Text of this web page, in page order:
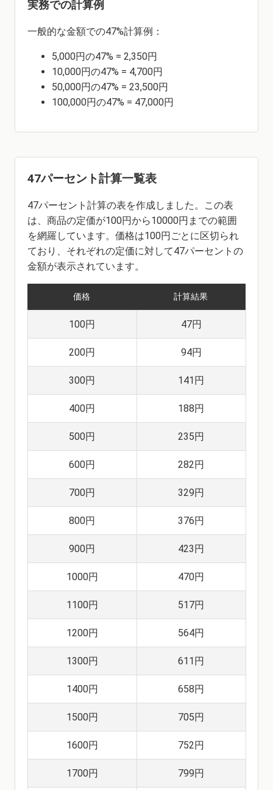
実務での計算例
一般的な金額での47%計算例：
5,000円の47% = 2,350円
10,000円の47% = 4,700円
50,000円の47% = 23,500円
100,000円の47% = 47,000円
47パーセント計算一覧表
47パーセント計算の表を作成しました。この表
は、商品の定価が100円から10000円までの範囲
を網羅しています。価格は100円ごとに区切られ
ており、それぞれの定価に対して47パーセントの
金額が表示されています。
価格 計算結果
100円 47円
200円 94円
300円 141円
400円 188円
500円 235円
600円 282円
700円 329円
800円 376円
900円 423円
1000円 470円
1100円 517円
1200円 564円
1300円 611円
1400円 658円
1500円 705円
1600円 752円
1700円 799円